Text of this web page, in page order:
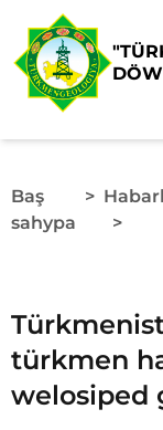
Baş
sahypa
>
>
türkmen
welosiped